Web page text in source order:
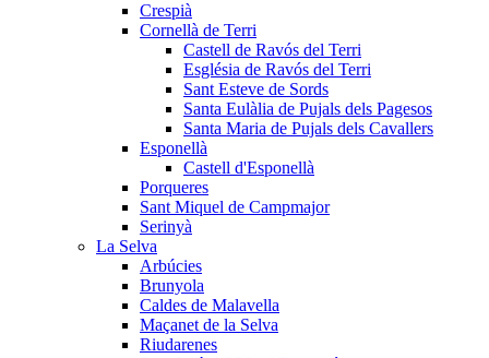
Crespià
Cornellà de Terri
Castell de Ravós del Terri
Església de Ravós del Terri
Sant Esteve de Sords
Santa Eulàlia de Pujals dels Pagesos
Santa Maria de Pujals dels Cavallers
Esponellà
Castell d'Esponellà
Porqueres
Sant Miquel de Campmajor
Serinyà
La Selva
Arbúcies
Brunyola
Caldes de Malavella
Maçanet de la Selva
Riudarenes